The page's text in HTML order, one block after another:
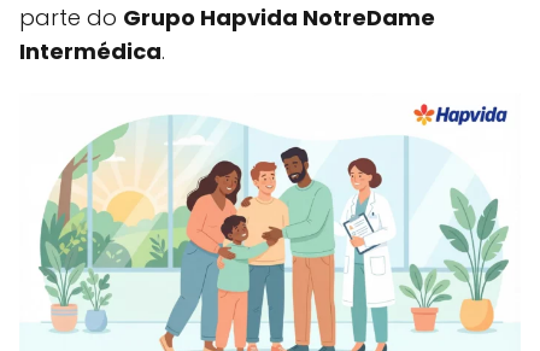
parte do Grupo Hapvida NotreDame
Intermédica.